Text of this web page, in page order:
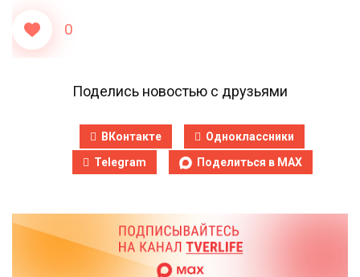
0
Поделись новостью с друзьями
ВКонтакте
Одноклассники
Telegram
Поделиться в MAX